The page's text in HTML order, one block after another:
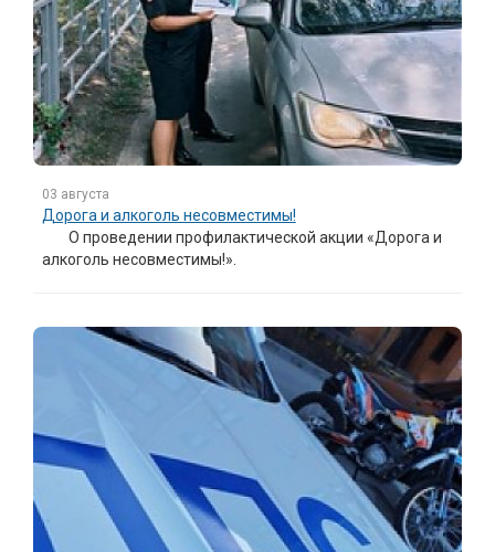
03 августа
Дорога и алкоголь несовместимы!
О проведении профилактической акции «Дорога и
алкоголь несовместимы!».